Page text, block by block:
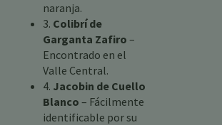
naranja.
3. Colibrí de
Garganta Zafiro –
Encontrado en el
Valle Central.
4. Jacobin de Cuello
Blanco – Fácilmente
identificable por su